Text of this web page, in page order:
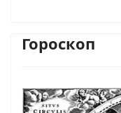
Гороскоп